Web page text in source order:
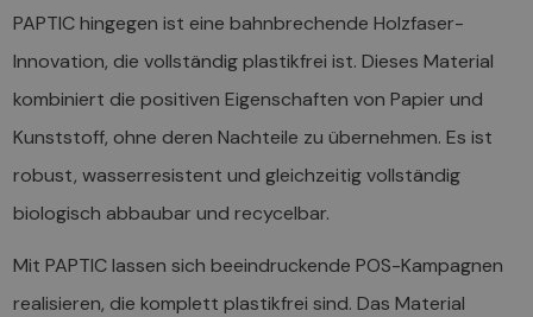
PAPTIC hingegen ist eine bahnbrechende Holzfaser-
Innovation, die vollständig plastikfrei ist. Dieses Material
kombiniert die positiven Eigenschaften von Papier und
Kunststoff, ohne deren Nachteile zu übernehmen. Es ist
robust, wasserresistent und gleichzeitig vollständig
biologisch abbaubar und recycelbar.
Mit PAPTIC lassen sich beeindruckende POS-Kampagnen
realisieren, die komplett plastikfrei sind. Das Material